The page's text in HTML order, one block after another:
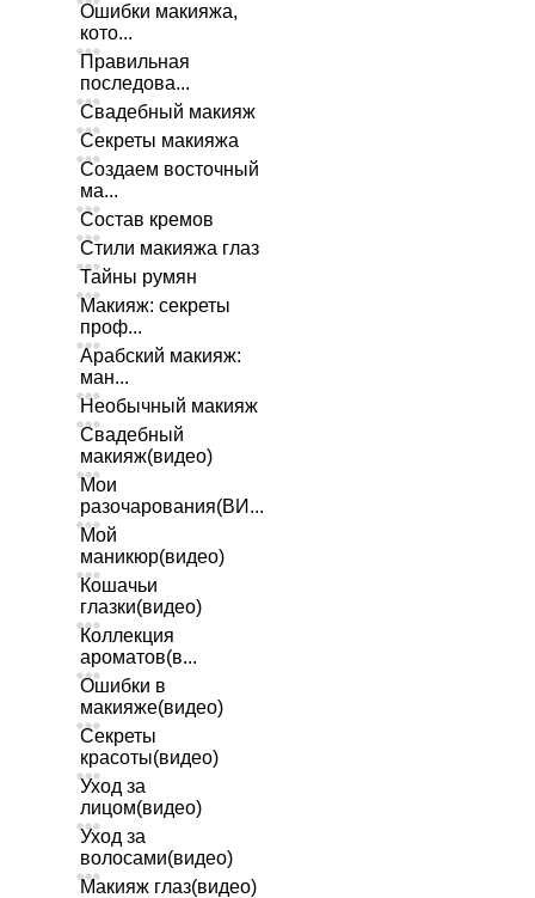
Ошибки макияжа,
кото...
Правильная
последова...
Свадебный макияж
Секреты макияжа
Создаем восточный
ма...
Состав кремов
Стили макияжа глаз
Тайны румян
Макияж: секреты
проф...
Арабский макияж:
ман...
Необычный макияж
Свадебный
макияж(видео)
Мои
разочарования(ВИ...
Мой
маникюр(видео)
Кошачьи
глазки(видео)
Коллекция
ароматов(в...
Ошибки в
макияже(видео)
Секреты
красоты(видео)
Уход за
лицом(видео)
Уход за
волосами(видео)
Макияж глаз(видео)